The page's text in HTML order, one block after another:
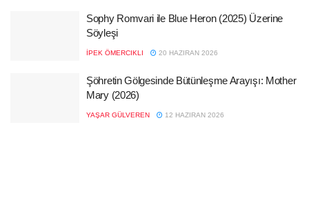
Sophy Romvari ile Blue Heron (2025) Üzerine
Söyleşi
İPEK ÖMERCIKLI 20 HAZIRAN 2026
Şöhretin Gölgesinde Bütünleşme Arayışı: Mother
Mary (2026)
YAŞAR GÜLVEREN 12 HAZIRAN 2026